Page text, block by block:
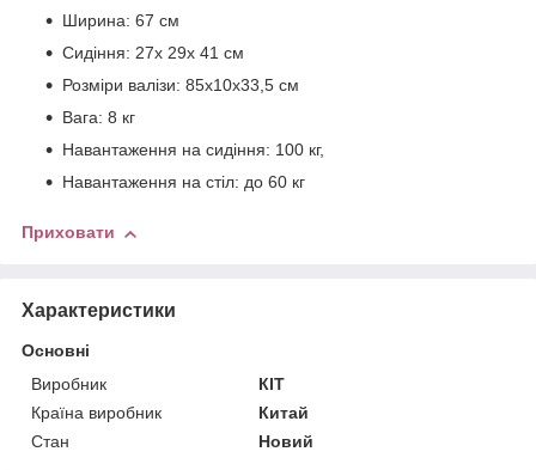
Ширина: 67 см
Сидіння: 27х 29х 41 см
Розміри валізи: 85х10х33,5 см
Вага: 8 кг
Навантаження на сидіння: 100 кг,
Навантаження на стіл: до 60 кг
Приховати
Характеристики
Основні
Виробник
КІТ
Країна виробник
Китай
Стан
Новий